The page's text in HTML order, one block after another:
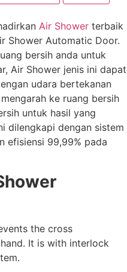
Air Shower terbaik
Shower Automatic Door.
bersih anda untuk
Air Shower jenis ini dapat
udara bertekanan
ke ruang bersih
untuk hasil yang
dilengkapi dengan sistem
efisiensi 99,99% pada
the cross
It is with interlock